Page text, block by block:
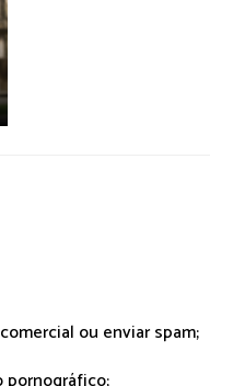
ou enviar spam;